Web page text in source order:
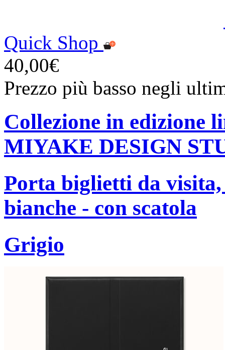
Quick Shop
40,00€
Prezzo più basso negli
Collezione in edizione
MIYAKE DESIGN
Porta biglietti da
bianche - con scatola
Grigio